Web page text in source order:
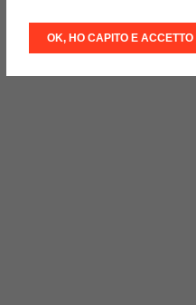
OK, HO CAPITO E ACCETTO